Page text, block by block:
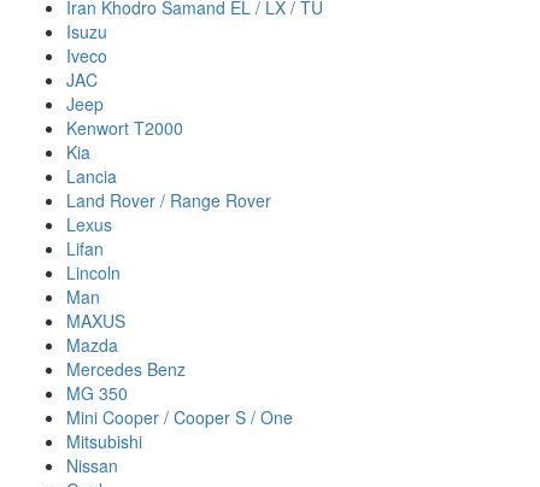
Iran Khodro Samand EL / LX / TU
Isuzu
Iveco
JAC
Jeep
Kenwort T2000
Kia
Lancia
Land Rover / Range Rover
Lexus
Lifan
Lincoln
Man
MAXUS
Mazda
Mercedes Benz
MG 350
Mini Cooper / Cooper S / One
Mitsubishi
Nissan